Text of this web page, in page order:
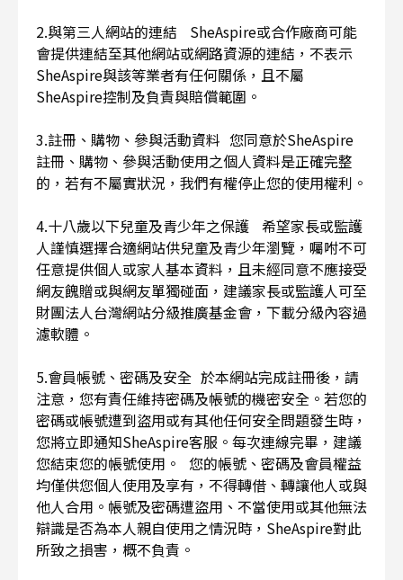
2.與第三人網站的連結 SheAspire或合作廠商可能
會提供連結至其他網站或網路資源的連結，不表示
SheAspire與該等業者有任何關係，且不屬
SheAspire控制及負責與賠償範圍。
3.註冊、購物、參與活動資料 您同意於SheAspire
註冊、購物、參與活動使用之個人資料是正確完整
的，若有不屬實狀況，我們有權停止您的使用權利。
4.十八歲以下兒童及青少年之保護 希望家長或監護
人謹慎選擇合適網站供兒童及青少年瀏覽，囑咐不可
任意提供個人或家人基本資料，且未經同意不應接受
網友餽贈或與網友單獨碰面，建議家長或監護人可至
財團法人台灣網站分級推廣基金會，下載分級內容過
濾軟體。
5.會員帳號、密碼及安全 於本網站完成註冊後，請
注意，您有責任維持密碼及帳號的機密安全。若您的
密碼或帳號遭到盜用或有其他任何安全問題發生時，
您將立即通知SheAspire客服。每次連線完畢，建議
您結束您的帳號使用。 您的帳號、密碼及會員權益
均僅供您個人使用及享有，不得轉借、轉讓他人或與
他人合用。帳號及密碼遭盜用、不當使用或其他無法
辯識是否為本人親自使用之情況時，SheAspire對此
所致之損害，概不負責。